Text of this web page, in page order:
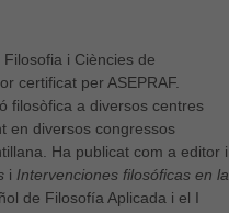
i Ciències de
certificat per ASEPRAF.
filosòfica a diversos centres
en diversos congressos
Ha publicat com a editor i
i Intervenciones filosóficas en la
de Filosofía Aplicada i el I